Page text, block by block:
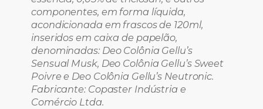
componentes, em forma líquida,
acondicionada em frascos de 120ml,
inseridos em caixa de papelão,
denominadas: Deo Colônia Gellu’s
Sensual Musk, Deo Colônia Gellu’s Sweet
Poivre e Deo Colônia Gellu’s Neutronic.
Fabricante: Copaster Indústria e
Comércio Ltda.